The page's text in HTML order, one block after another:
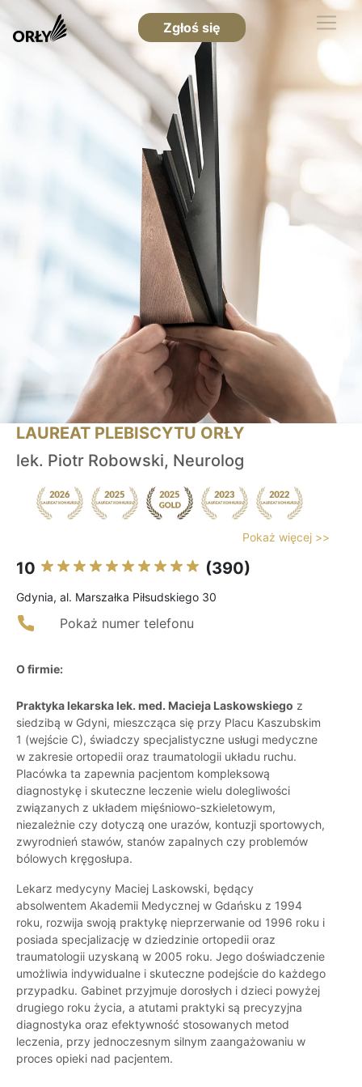
Zgłoś się
LAUREAT PLEBISCYTU ORŁY
lek. Piotr Robowski, Neurolog
Pokaż więcej >>
10 (390)
Gdynia, al. Marszałka Piłsudskiego 30
Pokaż numer telefonu
O firmie:
Praktyka lekarska lek. med. Macieja Laskowskiego z
siedzibą w Gdyni, mieszcząca się przy Placu Kaszubskim
1 (wejście C), świadczy specjalistyczne usługi medyczne
w zakresie ortopedii oraz traumatologii układu ruchu.
Placówka ta zapewnia pacjentom kompleksową
diagnostykę i skuteczne leczenie wielu dolegliwości
związanych z układem mięśniowo-szkieletowym,
niezależnie czy dotyczą one urazów, kontuzji sportowych,
zwyrodnień stawów, stanów zapalnych czy problemów
bólowych kręgosłupa.
Lekarz medycyny Maciej Laskowski, będący
absolwentem Akademii Medycznej w Gdańsku z 1994
roku, rozwija swoją praktykę nieprzerwanie od 1996 roku i
posiada specjalizację w dziedzinie ortopedii oraz
traumatologii uzyskaną w 2005 roku. Jego doświadczenie
umożliwia indywidualne i skuteczne podejście do każdego
przypadku. Gabinet przyjmuje dorosłych i dzieci powyżej
drugiego roku życia, a atutami praktyki są precyzyjna
diagnostyka oraz efektywność stosowanych metod
leczenia, przy jednoczesnym silnym zaangażowaniu w
proces opieki nad pacjentem.